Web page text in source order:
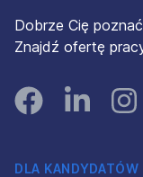
Dobrze Cię
Znajdź ofertę
FacebookLinked In
DLA KANDYDATÓW